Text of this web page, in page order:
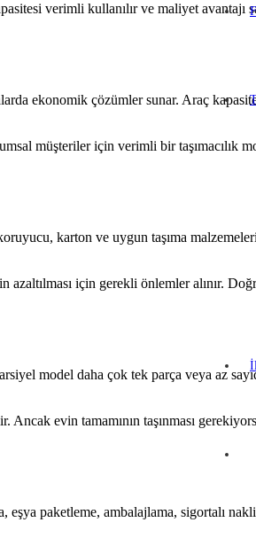
verimli kullanılır ve maliyet avantajı
ekonomik çözümler sunar. Araç
müşteriler için verimli bir taşımacılık
karton ve uygun taşıma
için gerekli önlemler alınır.
model daha çok tek parça veya az
Ancak evin tamamının taşınması
eşya paketleme, ambalajlama, sigortalı